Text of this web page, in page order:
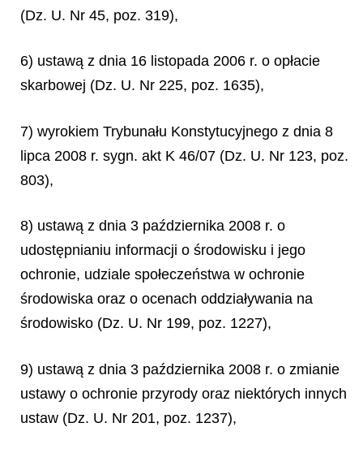
(Dz. U. Nr 45, poz. 319),
6) ustawą z dnia 16 listopada 2006 r. o opłacie
skarbowej (Dz. U. Nr 225, poz. 1635),
7) wyrokiem Trybunału Konstytucyjnego z dnia 8
lipca 2008 r. sygn. akt K 46/07 (Dz. U. Nr 123, poz.
803),
8) ustawą z dnia 3 października 2008 r. o
udostępnianiu informacji o środowisku i jego
ochronie, udziale społeczeństwa w ochronie
środowiska oraz o ocenach oddziaływania na
środowisko (Dz. U. Nr 199, poz. 1227),
9) ustawą z dnia 3 października 2008 r. o zmianie
ustawy o ochronie przyrody oraz niektórych innych
ustaw (Dz. U. Nr 201, poz. 1237),